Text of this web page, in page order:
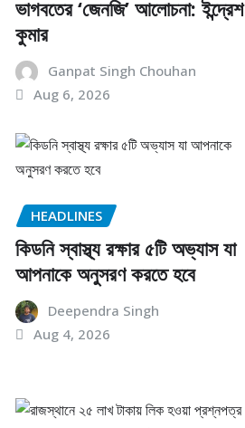
ভাগবতের ‘জেনজি’ আলোচনা: ইন্দ্রেশ
কুমার
Ganpat Singh Chouhan
Aug 6, 2026
HEADLINES
কিডনি স্বাস্থ্য রক্ষার ৫টি অভ্যাস যা
আপনাকে অনুসরণ করতে হবে
Deependra Singh
Aug 4, 2026